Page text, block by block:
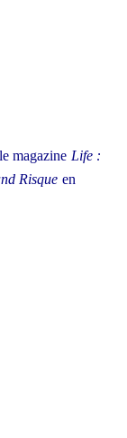
magazine Life :
Risque en